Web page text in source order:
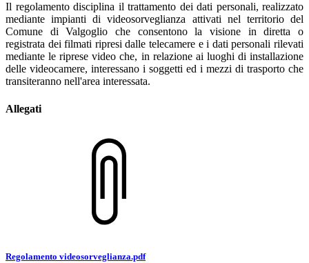
Il regolamento disciplina il trattamento dei dati personali, realizzato
mediante impianti di videosorveglianza attivati nel territorio del
Comune di Valgoglio che consentono la visione in diretta o
registrata dei filmati ripresi dalle telecamere e i dati personali rilevati
mediante le riprese video che, in relazione ai luoghi di installazione
delle videocamere, interessano i soggetti ed i mezzi di trasporto che
transiteranno nell'area interessata.
Allegati
Regolamento videosorveglianza.pdf